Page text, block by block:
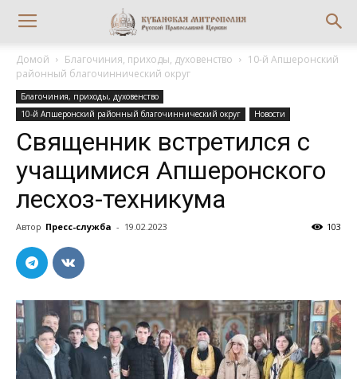
Домой Благочиния, приходы, духовенство
10-й Апшеронский
районный благочиннический округ
Благочиния, приходы, духовенство
10-й Апшеронский районный благочиннический округ
Новости
Священник встретился с
учащимися Апшеронского
лесхоз-техникума
Автор Пресс-служба - 19.02.2023 103